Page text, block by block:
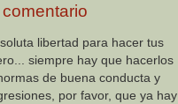
libertad para hacer tus
siempre hay que hacerlos
de buena conducta y
por favor, que ya hay